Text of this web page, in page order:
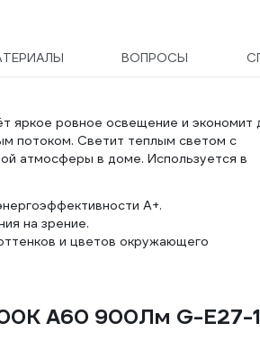
ВОПРОСЫ
яркое ровное освещение и экономит
потоком. Светит теплым светом с
атмосферы в доме. Используется в
А+.
на зрение.
и цветов окружающего
А60 900Лм G-E27-